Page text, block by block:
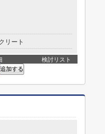
リート
検討リスト
追加する